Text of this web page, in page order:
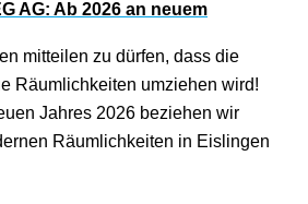
AG: Ab 2026 an neuem
mitteilen zu dürfen, dass die
Räumlichkeiten umziehen wird!
Jahres 2026 beziehen wir
Räumlichkeiten in Eislingen